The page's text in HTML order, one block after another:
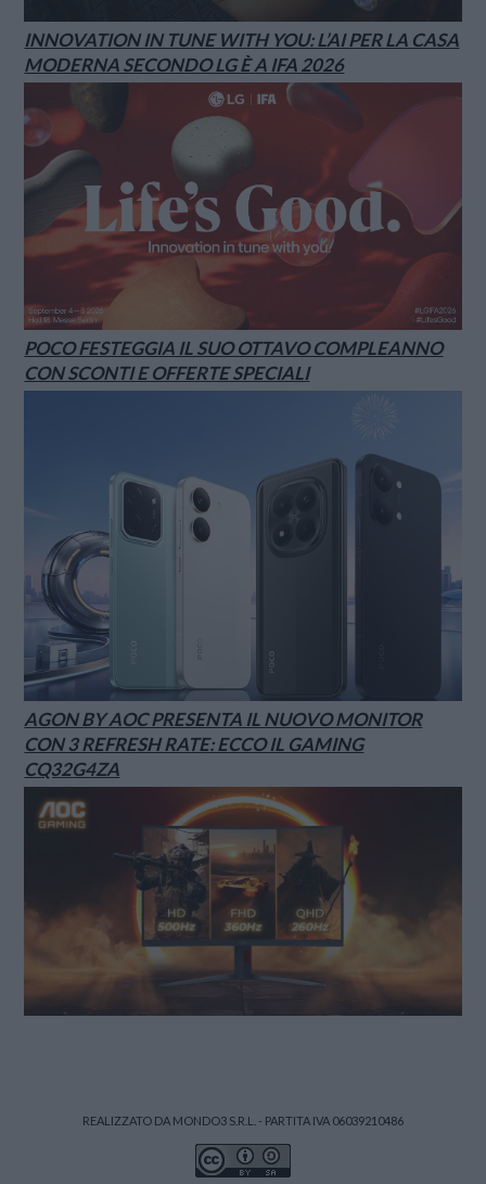
INNOVATION IN TUNE WITH YOU: L’AI PER LA CASA
MODERNA SECONDO LG È A IFA 2026
POCO FESTEGGIA IL SUO OTTAVO COMPLEANNO
CON SCONTI E OFFERTE SPECIALI
AGON BY AOC PRESENTA IL NUOVO MONITOR
CON 3 REFRESH RATE: ECCO IL GAMING
CQ32G4ZA
REALIZZATO DA MONDO3 S.R.L. - PARTITA IVA 06039210486